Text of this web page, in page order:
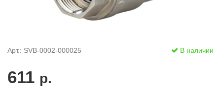
Арт.: SVB-0002-000025 В наличии
611 р.